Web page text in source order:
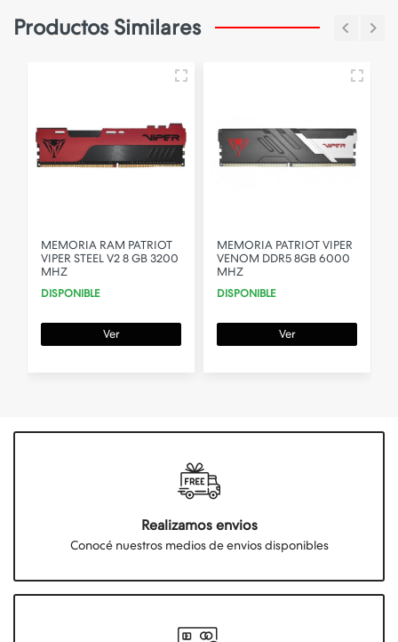
Productos Similares
MEMORIA RAM PATRIOT
VIPER STEEL V2 8 GB 3200
MHZ
DISPONIBLE
Ver
MEMORIA PATRIOT VIPER
VENOM DDR5 8GB 6000
MHZ
DISPONIBLE
Ver
Realizamos envios
Conocé nuestros medios de envios disponibles